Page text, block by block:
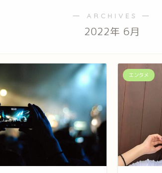
― ARCHIVES ―
2022年 6月
エンタメ